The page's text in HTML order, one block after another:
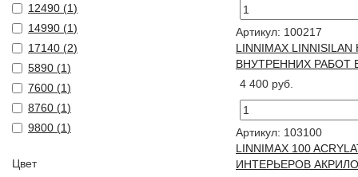
12490 (1)
14990 (1)
17140 (2)
5890 (1)
7600 (1)
8760 (1)
9800 (1)
Цвет
Артикул: 100217
LINNIMAX
ВНУТРЕННИХ РАБОТ
4 400 руб.
Артикул: 103100
LINNIMAX 100
ИНТЕРЬЕРОВ